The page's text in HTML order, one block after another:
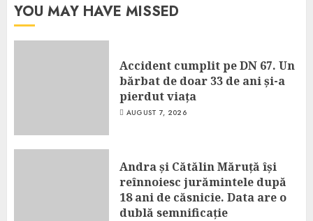
YOU MAY HAVE MISSED
Accident cumplit pe DN 67. Un
bărbat de doar 33 de ani și-a
pierdut viața
AUGUST 7, 2026
Andra și Cătălin Măruță își
reînnoiesc jurămintele după
18 ani de căsnicie. Data are o
dublă semnificație